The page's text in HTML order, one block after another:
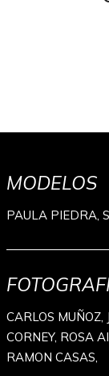
MODELOS
PAULA PIEDRA,
CARLOS MUÑOZ,
CORNEY, ROSA
RAMON CASAS,